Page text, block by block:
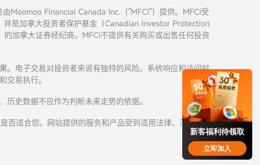
新客福利待领取
立即加入
Moomoo Financial Canada Inc.（"MFCI"）提供。MFCI受
是加拿大投资者保护基金（Canadian Investor Protection
加拿大证券经纪商。MFCI不提供有关购买或出售任何投资
。电子交易对投资者来说有独特的风险。系统响应和访问时
交易执行。
史数据不应作为判断未来走势的依据。
否适合您。网站提供的服务和产品受到适用法律、法规以